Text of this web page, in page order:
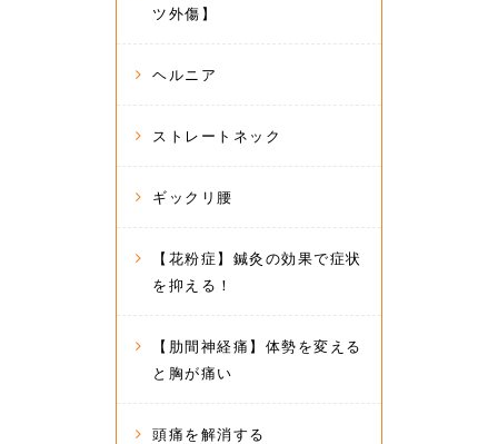
ツ外傷】
ヘルニア
ストレートネック
ギックリ腰
【花粉症】鍼灸の効果で症状
を抑える！
【肋間神経痛】体勢を変える
と胸が痛い
頭痛を解消する